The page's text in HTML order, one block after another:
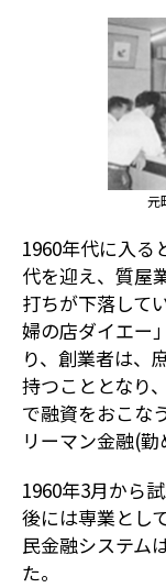
元
1960年代に入る
代を迎え、質屋
打ちが下落して
婦の店ダイエー
り、創業者は、
持つこととなり
で融資をおこな
リーマン金融(勤
1960年3月から
後には専業とし
民金融システム
た。